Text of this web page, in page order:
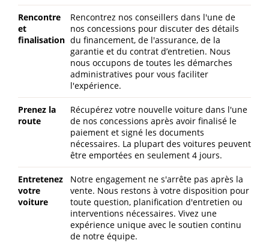
Rencontre
et
finalisation
Rencontrez nos conseillers dans l'une de
nos concessions pour discuter des détails
du financement, de l'assurance, de la
garantie et du contrat d’entretien. Nous
nous occupons de toutes les démarches
administratives pour vous faciliter
l'expérience.
Prenez la
route
Récupérez votre nouvelle voiture dans l'une
de nos concessions après avoir finalisé le
paiement et signé les documents
nécessaires. La plupart des voitures peuvent
être emportées en seulement 4 jours.
Entretenez
votre
voiture
Notre engagement ne s'arrête pas après la
vente. Nous restons à votre disposition pour
toute question, planification d'entretien ou
interventions nécessaires. Vivez une
expérience unique avec le soutien continu
de notre équipe.